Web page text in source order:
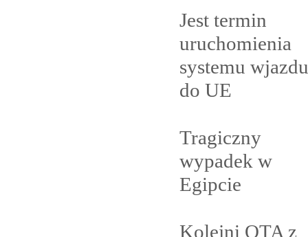
Jest termin
uruchomienia
systemu wjazdu
do UE
Tragiczny
wypadek w
Egipcie
Kolejni OTA z